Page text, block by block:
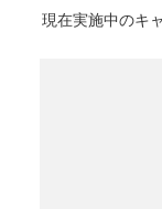
現在実施中のキ